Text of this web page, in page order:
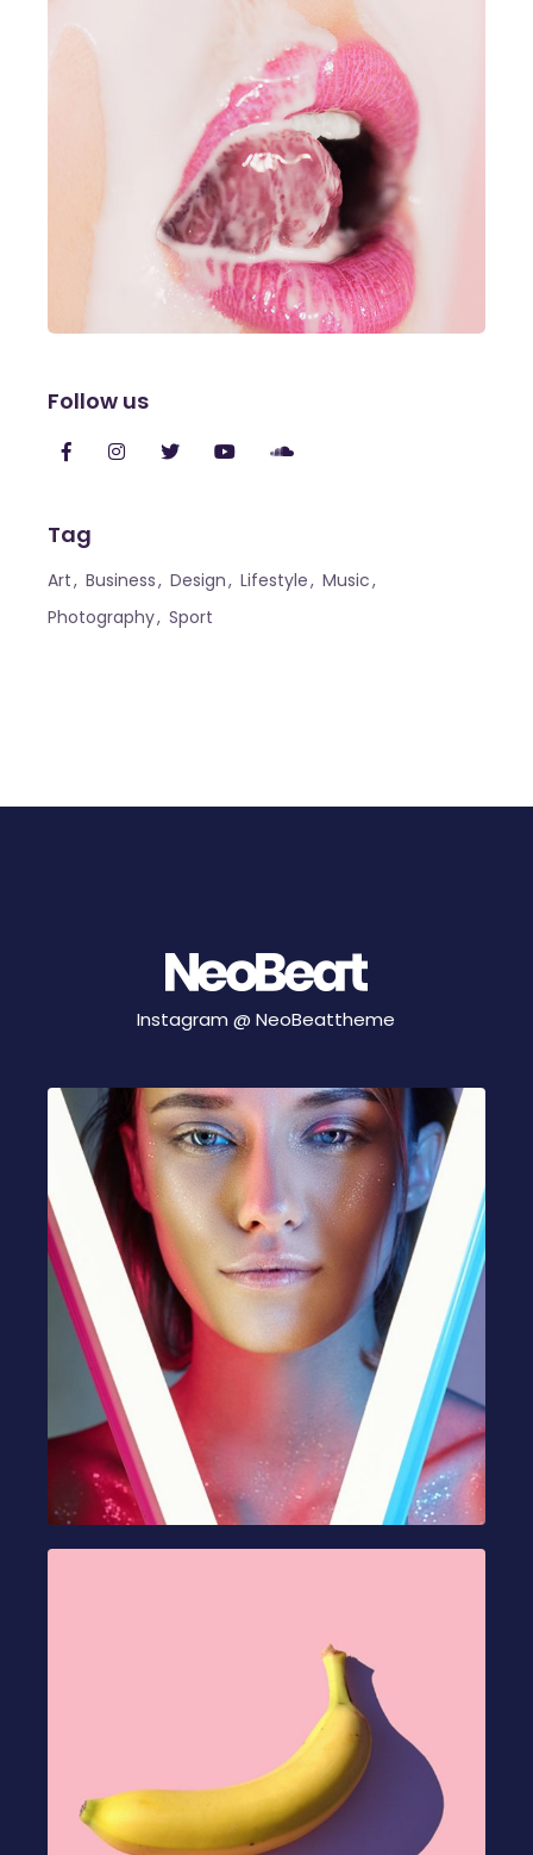
Follow us
Tag
Art Business Design Lifestyle
Music
Photography
Sport
Instagram @NeoBeattheme